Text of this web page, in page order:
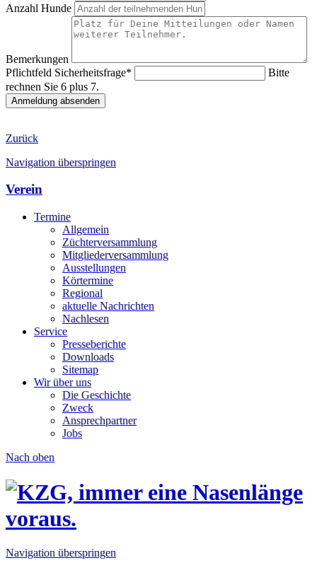
Anzahl Hunde
Bemerkungen
Pflichtfeld Sicherheitsfrage*
Bitte
rechnen Sie 6 plus 7.
Anmeldung absenden
Zurück
Navigation überspringen
Verein
Termine
Allgemein
Züchterversammlung
Mitgliederversammlung
Ausstellungen
Körtermine
Regional
aktuelle Nachrichten
Nachlesen
Service
Presseberichte
Downloads
Sitemap
Wir über uns
Die Geschichte
Zweck
Ansprechpartner
Jobs
Nach oben
Navigation überspringen